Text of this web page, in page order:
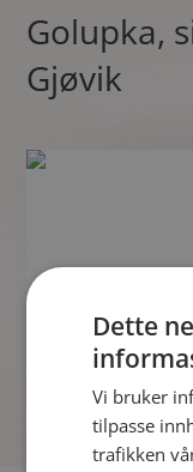
Golupka,
Gjøvik
Dette
Vi bruker
tilpasse
trafikken